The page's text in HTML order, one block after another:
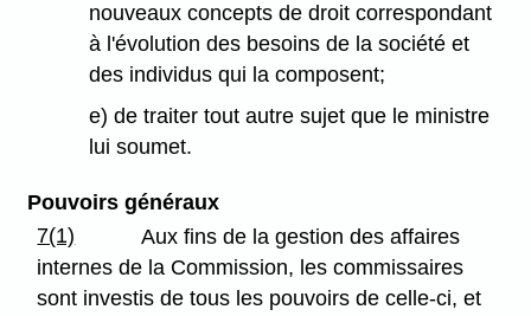
nouveaux concepts de droit correspondant
à l'évolution des besoins de la société et
des individus qui la composent;
e) de traiter tout autre sujet que le ministre
lui soumet.
Pouvoirs généraux
7(1)
Aux fins de la gestion des affaires
internes de la Commission, les commissaires
sont investis de tous les pouvoirs de celle-ci, et